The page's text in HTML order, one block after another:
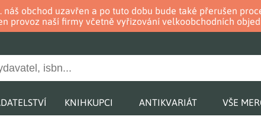
náš obchod uzavřen a po tuto dobu bude také přerušen
provoz naší firmy včetně vyřizování velkoobchodních
KNIHKUPCI ANTIKVARIÁT VŠE